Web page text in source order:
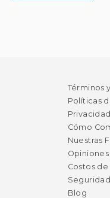
Términos
Políticas
Cómo
Nuestras
Costos de
Blog